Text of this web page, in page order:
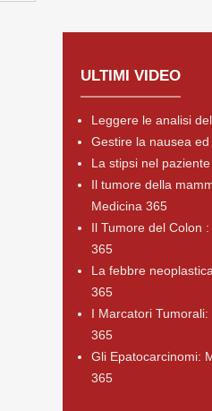
ULTIMI VIDEO
Leggere le analisi
Gestire la nausea ed
La stipsi nel
Il tumore della
Medicina 365
Il Tumore del Colon
365
La febbre
365
I Marcatori Tumorali:
365
Gli Epatocarcinomi:
365